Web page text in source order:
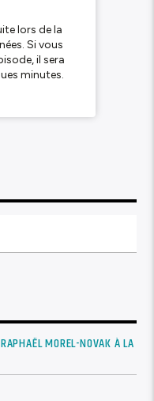
MOREL-NOVAK À LA